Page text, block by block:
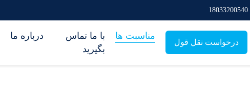
درباره ما
با ما تماس
بگیرید
مناسبت ها
درخواست نقل قول